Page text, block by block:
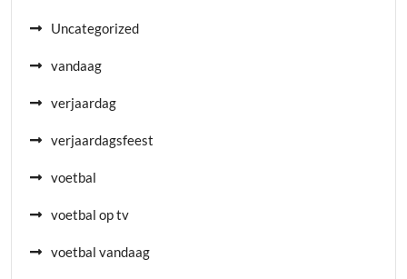
Uncategorized
vandaag
verjaardag
verjaardagsfeest
voetbal
voetbal op tv
voetbal vandaag